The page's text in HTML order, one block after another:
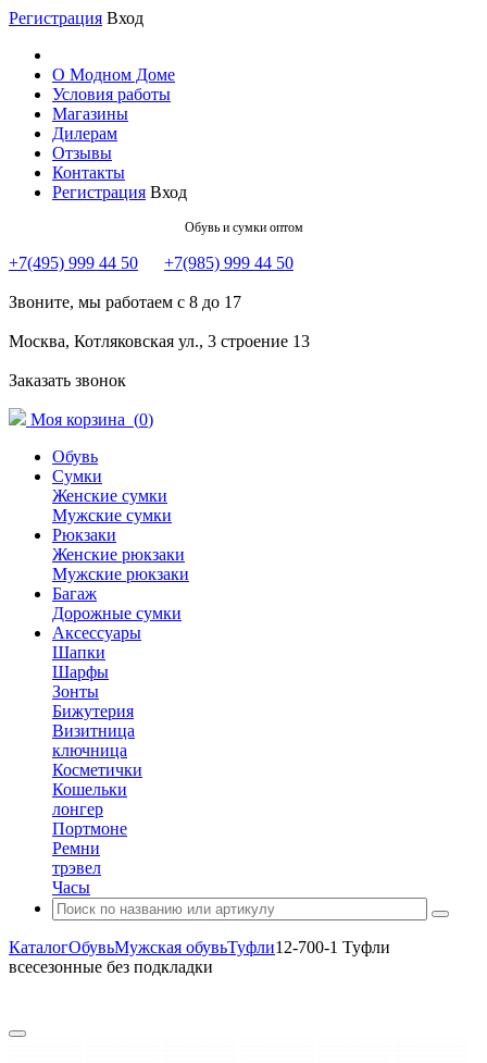
Регистрация Вход
О Модном Доме
Условия работы
Магазины
Дилерам
Отзывы
Контакты
Регистрация Вход
Обувь и сумки оптом
+7(495) 999 44 50 +7(985) 999 44 50
Звоните, мы работаем с 8 до 17
Москва, Котляковская ул., 3 строение 13
Заказать звонок
Моя корзина (0)
Обувь
Сумки
Женские сумки
Мужские сумки
Рюкзаки
Женские рюкзаки
Мужские рюкзаки
Багаж
Дорожные сумки
Аксессуары
Шапки
Шарфы
Зонты
Бижутерия
Визитница
ключница
Косметички
Кошельки
лонгер
Портмоне
Ремни
трэвел
Часы
КаталогОбувьМужская обувьТуфли12-700-1 Туфли
всесезонные без подкладки